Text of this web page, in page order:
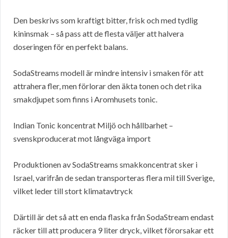
Den beskrivs som kraftigt bitter, frisk och med tydlig
kininsmak – så pass att de flesta väljer att halvera
doseringen för en perfekt balans.
SodaStreams modell är mindre intensiv i smaken för att
attrahera fler, men förlorar den äkta tonen och det rika
smakdjupet som finns i Aromhusets tonic.
Indian Tonic koncentrat Miljö och hållbarhet –
svenskproducerat mot långväga import
Produktionen av SodaStreams smakkoncentrat sker i
Israel, varifrån de sedan transporteras flera mil till Sverige,
vilket leder till stort klimatavtryck
Därtill är det så att en enda flaska från SodaStream endast
räcker till att producera 9 liter dryck, vilket förorsakar ett